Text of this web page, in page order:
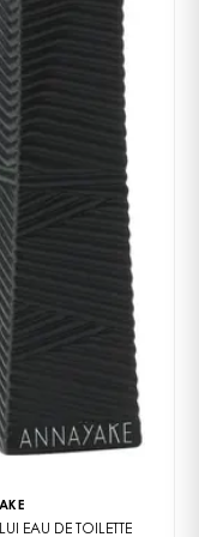
e energia.
de
moscada, que
e sensual
e almíscar
é senhor do seu
encarna a
traduz a
e naturalmente
uma
da manhã até
EAU DE TOILETTE